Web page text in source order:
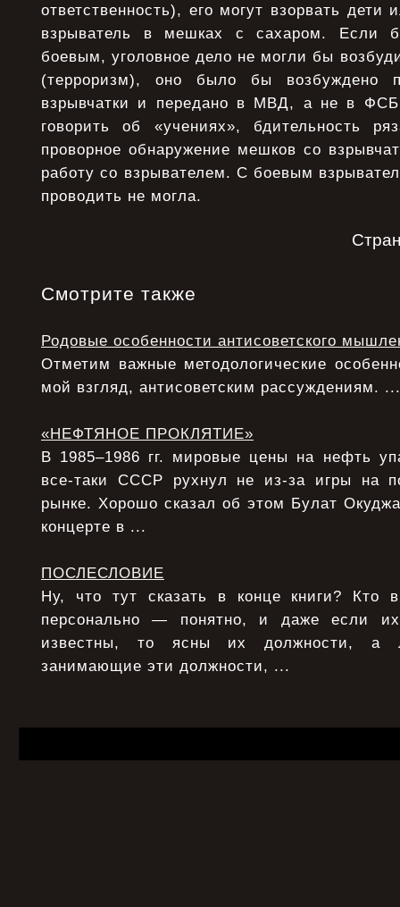
ответственность), его могут взорвать
взрыватель в мешках с сахаром. Если
боевым, уголовное дело не могли бы
(терроризм), оно было бы возбуждено
взрывчатки и передано в МВД, а не в
говорить об «учениях», бдительность
проворное обнаружение мешков со
работу со взрывателем. С боевым
проводить не могла.
Смотрите также
Родовые особенности антисоветского
Отметим важные методологические
мой взгляд, антисоветским рассуждениям. ...
«НЕФТЯНОЕ ПРОКЛЯТИЕ»
В 1985–1986 гг. мировые цены на нефть
все-таки СССР рухнул не из-за игры на
рынке. Хорошо сказал об этом Булат
концерте в ...
ПОСЛЕСЛОВИЕ
Ну, что тут сказать в конце книги? Кто
персонально — понятно, и даже если
известны, то ясны их должности, а
занимающие эти должности, ...